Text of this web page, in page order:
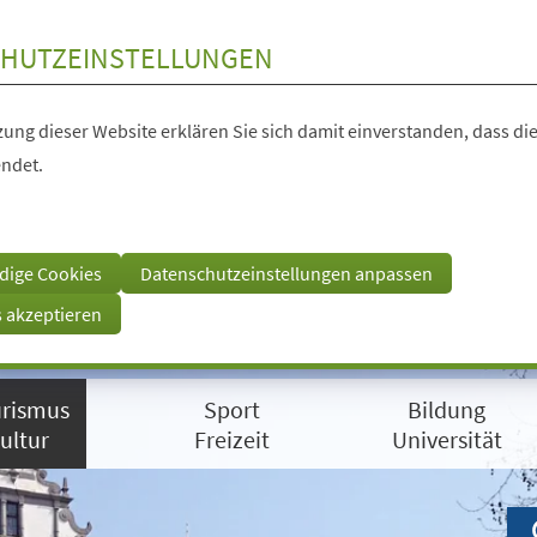
dieser Website erklären Sie sich damit einverstanden, dass
Cookies
Datenschutzeinstellungen anpassen
akzeptieren
Sport
Freizeit
Bildung
Universität